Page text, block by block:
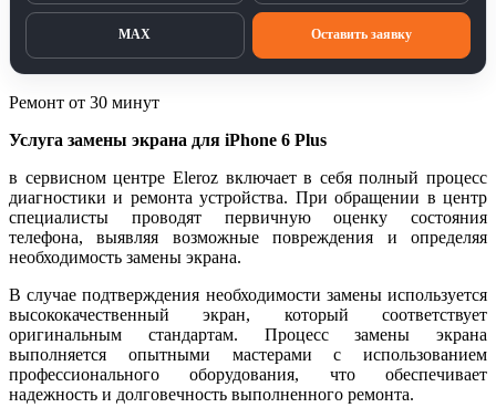
MAX Оставить заявку
Ремонт от 30 минут
Услуга замены экрана для iPhone 6 Plus
в сервисном центре Eleroz включает в себя полный процесс
диагностики и ремонта устройства. При обращении в центр
специалисты проводят первичную оценку состояния
телефона, выявляя возможные повреждения и определяя
необходимость замены экрана.
В случае подтверждения необходимости замены используется
высококачественный экран, который соответствует
оригинальным стандартам. Процесс замены экрана
выполняется опытными мастерами с использованием
профессионального оборудования, что обеспечивает
надежность и долговечность выполненного ремонта.